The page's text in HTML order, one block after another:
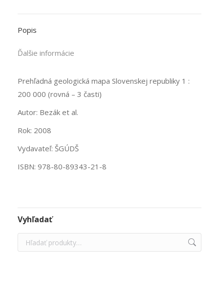
X
LinkedInFacebook
Popis
Ďalšie informácie
Prehľadná geologická mapa Slovenskej republiky 1 :
200 000 (rovná – 3 časti)
Autor: Bezák et al.
Rok: 2008
Vydavateľ: ŠGÚDŠ
ISBN: 978-80-89343-21-8
Vyhľadať